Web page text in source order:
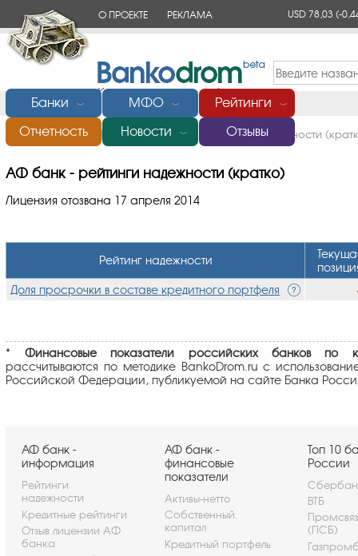
О ПРОЕКТЕ РЕКЛАМА USD 78,03(-
Банки ﹀ МФО ﹀ Рейтинги ﹀
Отчетность Новости ﹀ Отзывы
Главная/Банки России/АФ банк Рейтинги надежности
АФ банк - рейтинги надежности (кратко)
Лицензия отозвана 17 апреля 2014
Рейтинг надежности
Доля просрочки в составе кредитного портфеля
* Финансовые показатели российских банков по
рассчитываются по методике BankoDrom.ru с
Российской Федерации, публикуемой на сайте Банка
АФ банк -
информация
Рейтинги
надежности
Кредитные рейтинги
Отзыв лицензии АФ
банка
АФ банк -
финансовые
показатели
Активы-нетто
Собственный
капитал
Кредитный портфель
Топ 10
России
ВТБ
(ПСБ)